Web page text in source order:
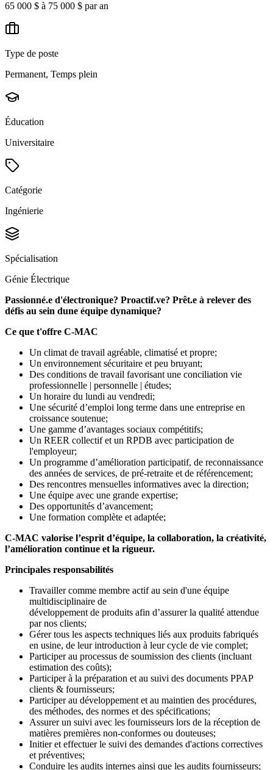
65 000 $ à 75 000 $ par an
Type de poste
Permanent, Temps plein
Éducation
Universitaire
Catégorie
Ingénierie
Spécialisation
Génie Électrique
Passionné.e d'électronique? Proactif.ve? Prêt.e à relever des
défis au sein dune équipe dynamique?
Ce que t'offre C-MAC
Un climat de travail agréable, climatisé et propre;
Un environnement sécuritaire et peu bruyant;
Des conditions de travail favorisant une conciliation vie
professionnelle | personnelle | études;
Un horaire du lundi au vendredi;
Une sécurité d’emploi long terme dans une entreprise en
croissance soutenue;
Une gamme d’avantages sociaux compétitifs;
Un REER collectif et un RPDB avec participation de
l'employeur;
Un programme d’amélioration participatif, de reconnaissance
des années de services, de pré-retraite et de référencement;
Des rencontres mensuelles informatives avec la direction;
Une équipe avec une grande expertise;
Des opportunités d’avancement;
Une formation complète et adaptée;
C-MAC valorise l’esprit d’équipe, la collaboration, la créativité,
l’amélioration continue et la rigueur.
Principales responsabilités
Travailler comme membre actif au sein d'une équipe
multidisciplinaire de
développement de produits afin d’assurer la qualité attendue
par nos clients;
Gérer tous les aspects techniques liés aux produits fabriqués
en usine, de leur introduction à leur cycle de vie complet;
Participer au processus de soumission des clients (incluant
estimation des coûts);
Participer à la préparation et au suivi des documents PPAP
clients & fournisseurs;
Participer au développement et au maintien des procédures,
des méthodes, des normes et des spécifications;
Assurer un suivi avec les fournisseurs lors de la réception de
matières premières non-conformes ou douteuses;
Initier et effectuer le suivi des demandes d'actions correctives
et préventives;
Conduire les audits internes ainsi que les audits fournisseurs;